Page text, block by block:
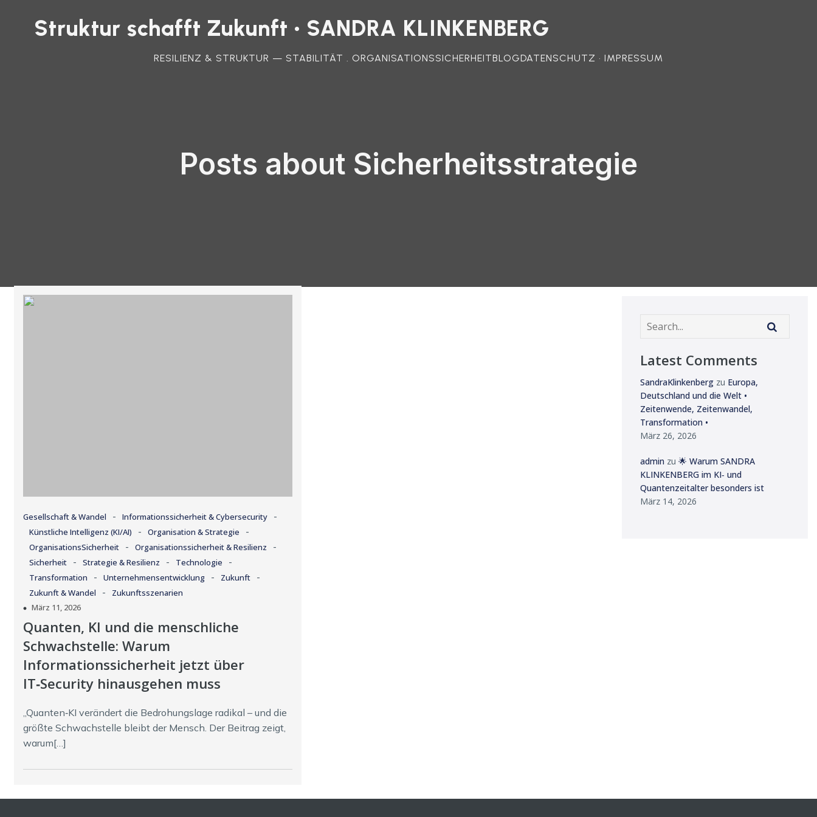
Struktur schafft Zukunft • SANDRA KLINKENBERG
RESILIENZ & STRUKTUR — STABILITÄT . ORGANISATIONSSICHERHEITBLOGDATENSCHUTZ • IMPRESSUM
Posts about Sicherheitsstrategie
Gesellschaft & Wandel - Informationssicherheit & Cybersecurity -
Künstliche Intelligenz (KI/AI) - Organisation & Strategie -
OrganisationsSicherheit - Organisationssicherheit & Resilienz -
Sicherheit - Strategie & Resilienz - Technologie -
Transformation - Unternehmensentwicklung - Zukunft -
Zukunft & Wandel -
Zukunftsszenarien
März 11, 2026
Quanten, KI und die menschliche
Schwachstelle: Warum
Informationssicherheit jetzt über
IT‑Security hinausgehen muss
„Quanten‑KI verändert die Bedrohungslage radikal – und die
größte Schwachstelle bleibt der Mensch. Der Beitrag zeigt,
warum[…]
Latest Comments
SandraKlinkenberg zu Europa,
Deutschland und die Welt •
Zeitenwende, Zeitenwandel,
Transformation •
März 26, 2026
admin zu 🌟 Warum SANDRA
KLINKENBERG im KI‑ und
Quantenzeitalter besonders ist
März 14, 2026